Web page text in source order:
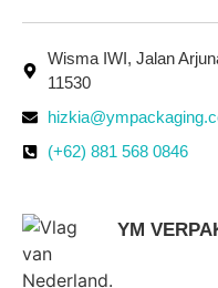
Wisma IWI, Jalan
11530
(+62) 881 568 0846
YM